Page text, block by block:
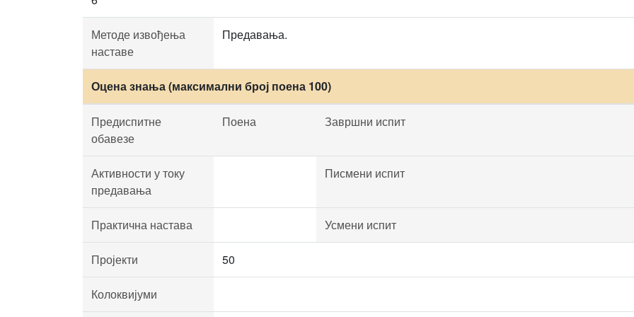
Методе извођења
наставе
Предавања.
Оцена знања (максимални број поена 100)
Предиспитне
обавезе
Поена Завршни испит
Активности у току
предавања
Писмени испит
Практична настава Усмени испит
Пројекти 50
Колоквијуми